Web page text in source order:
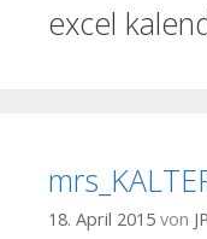
excel
18. April 2015 von JP